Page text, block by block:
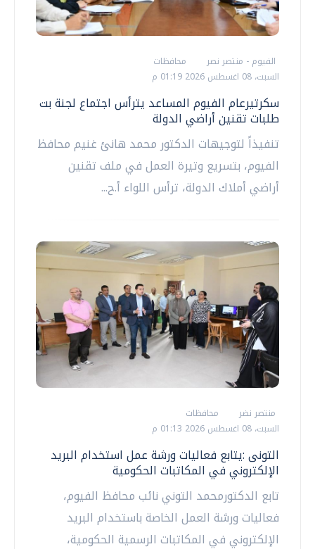
الفيوم - منتصر نصر
محافظات
السبت، 08 اغسطس 2026 01:19 م
سكرتيرعام الفيوم المساعد يترأس اجتماع لجنة بت
طلبات تقنين أراضي الدولة
تنفيذاً لتوجيهات الدكتور محمد هانئ غنيم محافظ
الفيوم، بتسريع وتيرة العمل في ملف تقنين
أراضي أملاك الدولة، ترأس اللواء أ.ح...
منتصر نضر
محافظات
السبت، 08 اغسطس 2026 01:13 م
التونى :يتابع فعاليات ورشة عمل استخدام البريد
الإلكتروني في المكاتبات الحكومية
تابع الدكتورمحمد التوني نائب محافظ الفيوم،
فعاليات ورشة العمل الخاصة باستخدام البريد
الإلكتروني في المكاتبات الرسمية الحكومية،